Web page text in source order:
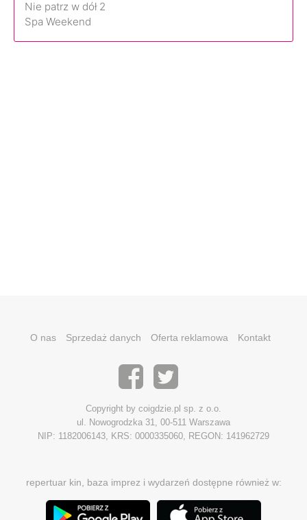
Nie patrz w dół 2
Spa Weekend
O nas Sprzedaż danych Oferta reklamowa Kontakt
Copyright by coigdzie.pl sp. z o.o.
ul. Nowogrodzka 31, 00-511 Warszawa
NIP: 1182006143, KRS: 0000335060, REGON: 141962729
repertuar kin, baza imprez i wydarzeń dostępne również w: